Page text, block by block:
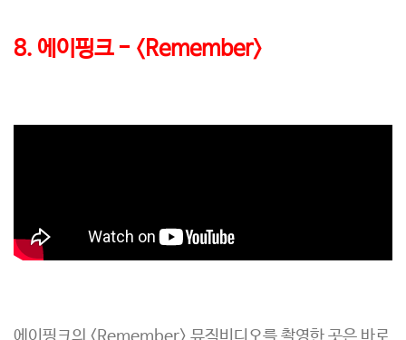
8. 에이핑크 - <Remember>
에이핑크의 <Remember> 뮤직비디오를 촬영한 곳은 바로